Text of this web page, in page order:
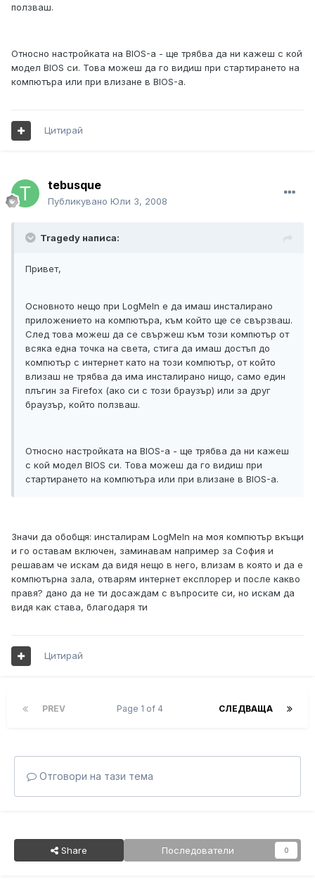
ползваш.
Относно настройката на BIOS-а - ще трябва да ни кажеш с кой
модел BIOS си. Това можеш да го видиш при стартирането на
компютъра или при влизане в BIOS-а.
Цитирай
tebusque
Публикувано Юли 3, 2008
Tragedy написа:
Привет,
Основното нещо при LogMeIn е да имаш инсталирано
приложението на компютъра, към който ще се свързваш.
След това можеш да се свържеш към този компютър от
всяка една точка на света, стига да имаш достъп до
компютър с интернет като на този компютър, от който
влизаш не трябва да има инсталирано нищо, само един
плъгин за Firefox (ако си с този браузър) или за друг
браузър, който ползваш.
Относно настройката на BIOS-а - ще трябва да ни кажеш
с кой модел BIOS си. Това можеш да го видиш при
стартирането на компютъра или при влизане в BIOS-а.
Значи да обобщя: инсталирам LogMeIn на моя компютър вкъщи
и го оставам включен, заминавам например за София и
решавам че искам да видя нещо в него, влизам в която и да е
компютърна зала, отварям интернет експлорер и после какво
правя? дано да не ти досаждам с въпросите си, но искам да
видя как става, благодаря ти
Цитирай
PREV СЛЕДВАЩА
Page 1 of 4
Отговори на тази тема
Share Последователи 0